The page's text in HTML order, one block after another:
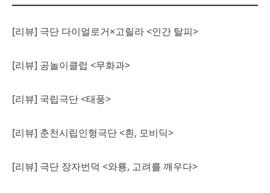
[리뷰] 극단 다이얼로거×고릴라 <인간 탈피>
[리뷰] 공놀이클럽 <무화과>
[리뷰] 국립극단 <태풍>
[리뷰] 춘천시립인형극단 <흰, 모비딕>
[리뷰] 극단 장자번덕 <와룡, 고려를 깨우다>